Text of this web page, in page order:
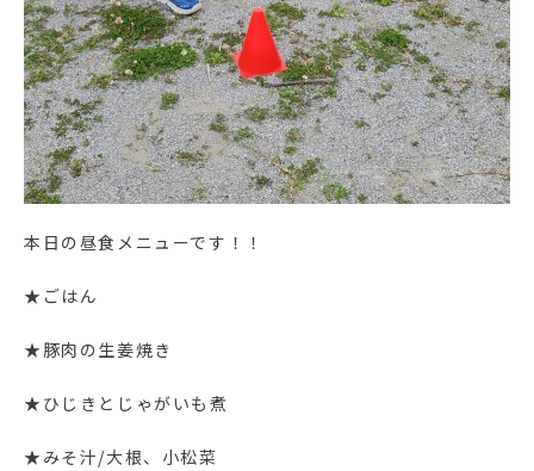
本日の昼食メニューです！！
★ごはん
★豚肉の生姜焼き
★ひじきとじゃがいも煮
★みそ汁/大根、小松菜